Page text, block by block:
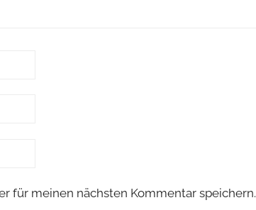
für meinen nächsten Kommentar speichern.